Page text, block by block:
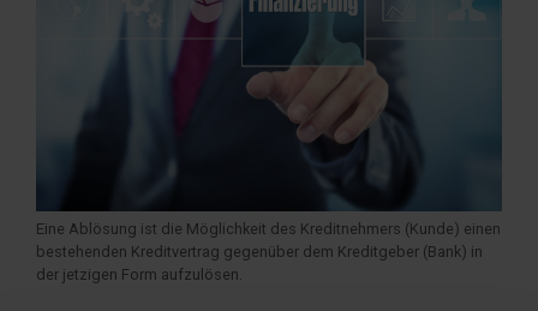
Eine Ablösung ist die Möglichkeit des Kreditnehmers (Kunde) einen
bestehenden Kreditvertrag gegenüber dem Kreditgeber (Bank) in
der jetzigen Form aufzulösen.